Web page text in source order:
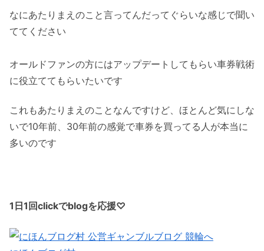
なにあたりまえのこと言ってんだってぐらいな感じで聞い
ててください
オールドファンの方にはアップデートしてもらい車券戦術
に役立ててもらいたいです
これもあたりまえのことなんですけど、ほとんど気にしな
いで10年前、30年前の感覚で車券を買ってる人が本当に
多いのです
1日1回clickでblogを応援♡